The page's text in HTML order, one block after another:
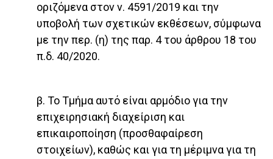
οριζόμενα στον ν. 4591/2019 και την
υποβολή των σχετικών εκθέσεων, σύμφωνα
με την περ. (η) της παρ. 4 του άρθρου 18 του
π.δ. 40/2020.
β. Το Τμήμα αυτό είναι αρμόδιο για την
επιχειρησιακή διαχείριση και
επικαιροποίηση (προσθαφαίρεση
στοιχείων), καθώς και για τη μέριμνα για τη